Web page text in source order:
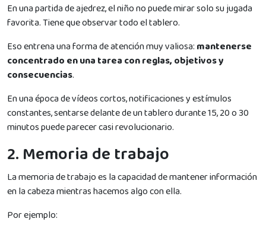
En una partida de ajedrez, el niño no puede mirar solo su jugada
favorita. Tiene que observar todo el tablero.
Eso entrena una forma de atención muy valiosa: mantenerse
concentrado en una tarea con reglas, objetivos y
consecuencias.
En una época de vídeos cortos, notificaciones y estímulos
constantes, sentarse delante de un tablero durante 15, 20 o 30
minutos puede parecer casi revolucionario.
2. Memoria de trabajo
La memoria de trabajo es la capacidad de mantener información
en la cabeza mientras hacemos algo con ella.
Por ejemplo: